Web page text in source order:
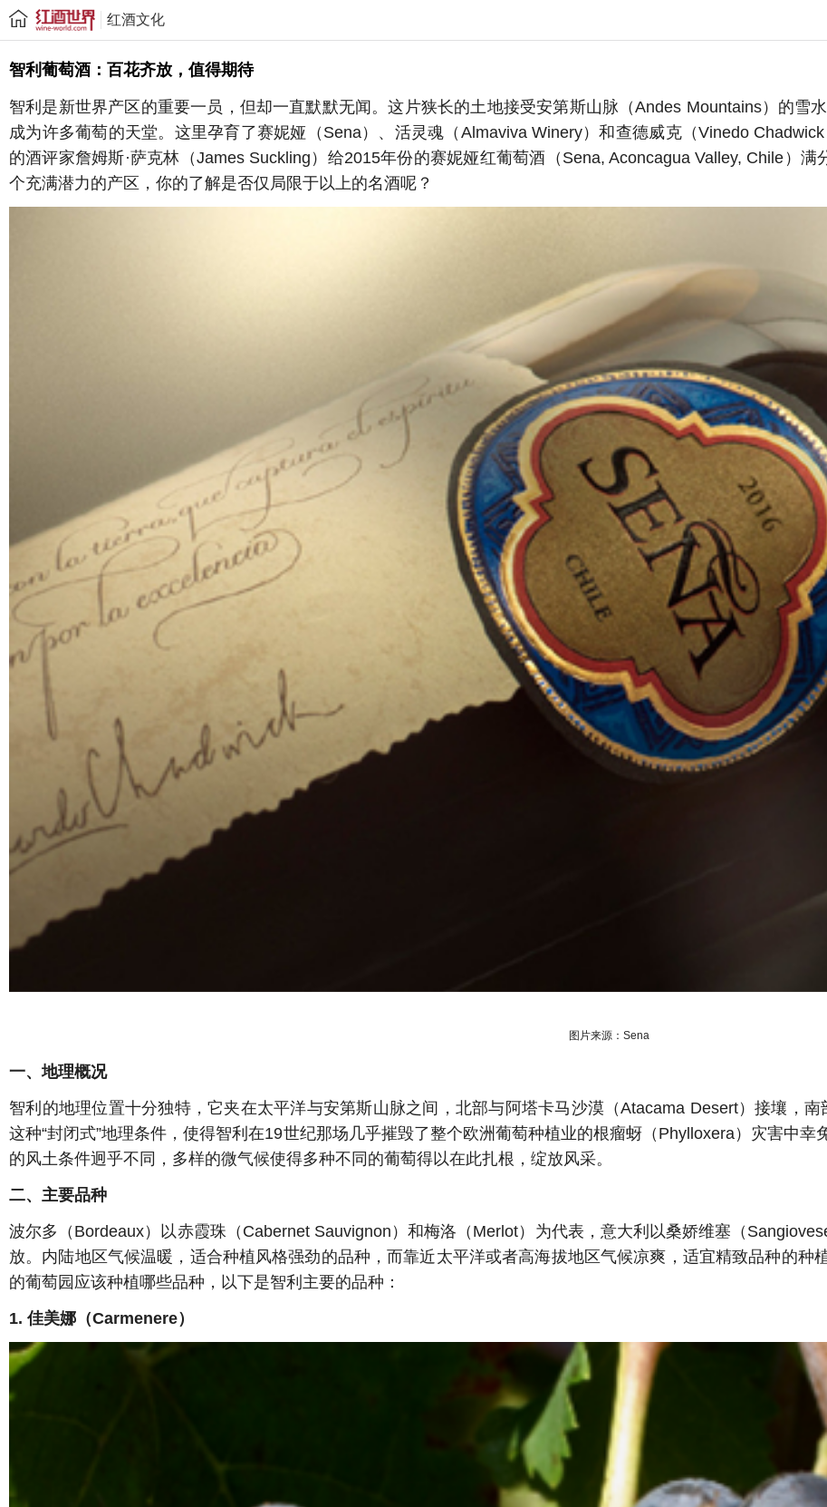
红酒文化
智利葡萄酒：百花齐放，值得期待
智利是新世界产区的重要一员，但却一直默默无闻。这片狭长的土地接受安第斯山脉（Andes Mountains）的雪
成为许多葡萄的天堂。这里孕育了赛妮娅（Sena）、活灵魂（Almaviva Winery）和查德威克（Vinedo
的酒评家詹姆斯·萨克林（James Suckling）给2015年份的赛妮娅红葡萄酒（Sena, Aconcagua Valley, Chile）
个充满潜力的产区，你的了解是否仅局限于以上的名酒呢？
图片来源：Sena
一、地理概况
智利的地理位置十分独特，它夹在太平洋与安第斯山脉之间，北部与阿塔卡马沙漠（Atacama Desert）接壤，
这种“封闭式”地理条件，使得智利在19世纪那场几乎摧毁了整个欧洲葡萄种植业的根瘤蚜（Phylloxera）灾害中
的风土条件迥乎不同，多样的微气候使得多种不同的葡萄得以在此扎根，绽放风采。
二、主要品种
波尔多（Bordeaux）以赤霞珠（Cabernet Sauvignon）和梅洛（Merlot）为代表，意大利以桑娇维塞（
放。内陆地区气候温暖，适合种植风格强劲的品种，而靠近太平洋或者高海拔地区气候凉爽，适宜精致品种的种
的葡萄园应该种植哪些品种，以下是智利主要的品种：
1. 佳美娜（Carmenere）